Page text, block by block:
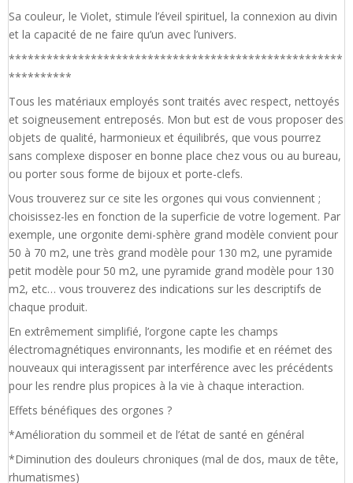
Sa couleur, le Violet, stimule l’éveil spirituel, la connexion au divin
et la capacité de ne faire qu’un avec l’univers.
*****************************************************
**********
Tous les matériaux employés sont traités avec respect, nettoyés
et soigneusement entreposés. Mon but est de vous proposer des
objets de qualité, harmonieux et équilibrés, que vous pourrez
sans complexe disposer en bonne place chez vous ou au bureau,
ou porter sous forme de bijoux et porte-clefs.
Vous trouverez sur ce site les orgones qui vous conviennent ;
choisissez-les en fonction de la superficie de votre logement. Par
exemple, une orgonite demi-sphère grand modèle convient pour
50 à 70 m2, une très grand modèle pour 130 m2, une pyramide
petit modèle pour 50 m2, une pyramide grand modèle pour 130
m2, etc… vous trouverez des indications sur les descriptifs de
chaque produit.
En extrêmement simplifié, l’orgone capte les champs
électromagnétiques environnants, les modifie et en réémet des
nouveaux qui interagissent par interférence avec les précédents
pour les rendre plus propices à la vie à chaque interaction.
Effets bénéfiques des orgones ?
*Amélioration du sommeil et de l’état de santé en général
*Diminution des douleurs chroniques (mal de dos, maux de tête,
rhumatismes)